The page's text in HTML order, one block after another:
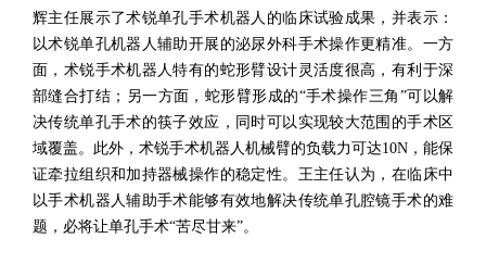
辉主任展示了术锐单孔手术机器人的临床试验成果， 并表示 ：
以术锐单孔机器人辅助开展的泌尿外科手术操作更精准。一方
面，术锐手术机器人特有的蛇形臂设计灵活度很高，有利于深
部缝合打结；另一方面，蛇形臂形成的“手术操作三角 ”可以解
决传统单孔手术的筷子效应，同时可以实现较大范围的手术区
域覆盖。此外，术锐手术机器人机械臂的负载力可达10N ，能保
证牵拉组织和加持器械操作的稳定性。 王主任认为，在临床中
以手术机器人辅助手术能够有效地解决传统单孔腔镜手术的难
题，必将让单孔手术“苦尽甘来”。